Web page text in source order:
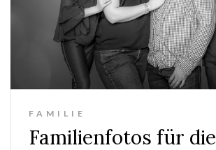
FAMILIE
Familienfotos für die